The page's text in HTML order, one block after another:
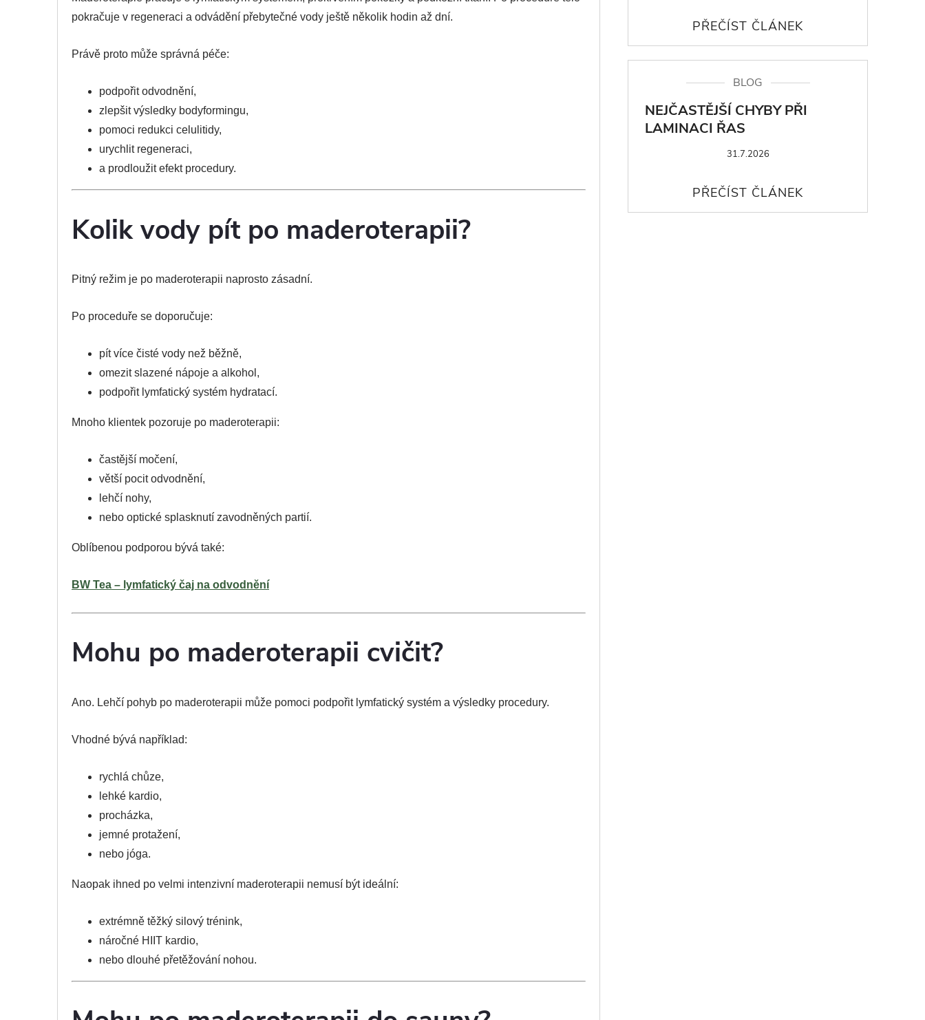
pokračuje v regeneraci a odvádění přebytečné vody ještě několik hodin až dní.
Právě proto může správná péče:
podpořit odvodnění,
zlepšit výsledky bodyformingu,
pomoci redukci celulitidy,
urychlit regeneraci,
a prodloužit efekt procedury.
Kolik vody pít po maderoterapii?
Pitný režim je po maderoterapii naprosto zásadní.
Po proceduře se doporučuje:
pít více čisté vody než běžně,
omezit slazené nápoje a alkohol,
podpořit lymfatický systém hydratací.
Mnoho klientek pozoruje po maderoterapii:
častější močení,
větší pocit odvodnění,
lehčí nohy,
nebo optické splasknutí zavodněných partií.
Oblíbenou podporou bývá také:
BW Tea – lymfatický čaj na odvodnění
Mohu po maderoterapii cvičit?
Ano. Lehčí pohyb po maderoterapii může pomoci podpořit lymfatický systém a výsledky procedury.
Vhodné bývá například:
rychlá chůze,
lehké kardio,
procházka,
jemné protažení,
nebo jóga.
Naopak ihned po velmi intenzivní maderoterapii nemusí být ideální:
extrémně těžký silový trénink,
náročné HIIT kardio,
nebo dlouhé přetěžování nohou.
BLOG
NEJČASTĚJŠÍ CHYBY PŘI
LAMINACI ŘAS
31.7.2026